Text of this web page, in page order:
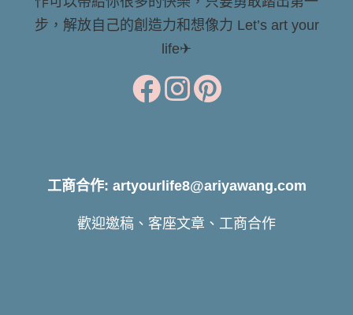
步，解放自己的創造力和想像力 Let’s art your
life✈
工商合作: artyourlife8@ariyawang.com
歡迎邀稿、客座文章、工商合作